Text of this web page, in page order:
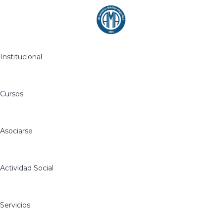
Institucional
Cursos
Asociarse
Actividad Social
Servicios